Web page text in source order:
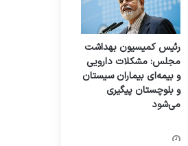
رئیس کمیسیون بهداشت
مجلس: مشکلات دارویی
و بیمه‌ای بیماران سیستان
و بلوچستان پیگیری
می‌شود